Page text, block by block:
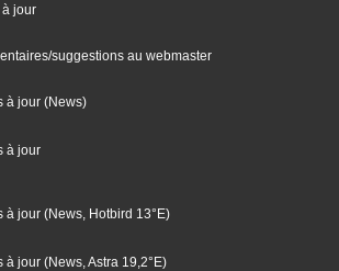
à jour
suggestions au webmaster
à jour (News)
à jour
à jour (News, Hotbird 13°E)
à jour (News, Astra 19,2°E)